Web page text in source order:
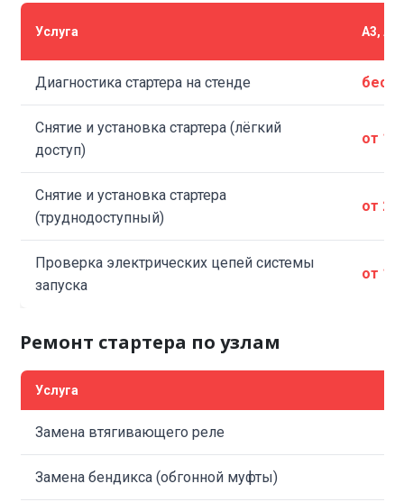
Услуга A3,
Диагностика стартера на стенде
Снятие и установка стартера (лёгкий
доступ)
от 1
Снятие и установка стартера
(труднодоступный)
от 2
Проверка электрических цепей системы
запуска
от 1
Ремонт стартера по узлам
Услуга
Замена втягивающего реле
Замена бендикса (обгонной муфты)